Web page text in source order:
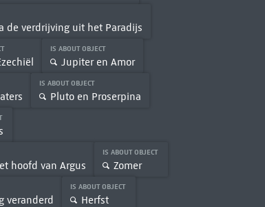
de verdrijving uit het Paradijs
IS ABOUT OBJECT
Jupiter en Amor
IS ABOUT OBJECT
Pluto en Proserpina
hoofd van Argus
IS ABOUT OBJECT
Zomer
veranderd
IS ABOUT OBJECT
Herfst